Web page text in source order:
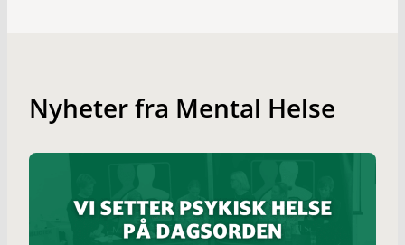
Nyheter fra Mental Helse